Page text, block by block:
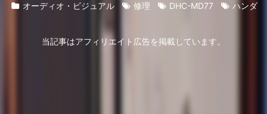
オーディオ・ビジュアル
修理 DHC-MD77 ハンダ
当記事はアフィリエイト広告を掲載しています。